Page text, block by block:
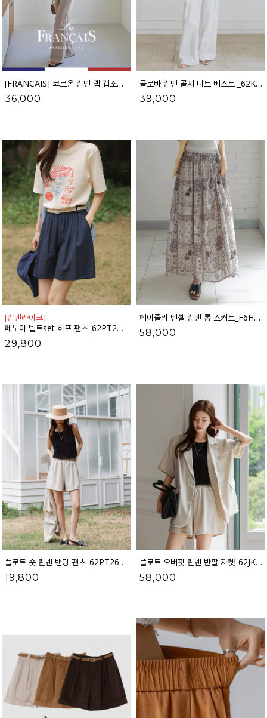
[FRANCAIS] 코르온 린넨 랩 캡소매 니트_F6H462KN
36,000
클로바 린넨 골지 니트 베스트 _62KN2740
39,000
[린넨라이크]
페노아 벨트set 하프 팬츠_62PT2518
29,800
페이즐리 텐셀 린넨 롱 스커트_F6H436SK
58,000
플로트 숏 린넨 밴딩 팬츠_62PT2659
19,800
플로트 오버핏 린넨 반팔 자켓_62JK2574
58,000